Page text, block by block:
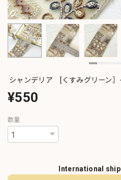
シャンデリア [くすみグリーン
¥550
数量
International